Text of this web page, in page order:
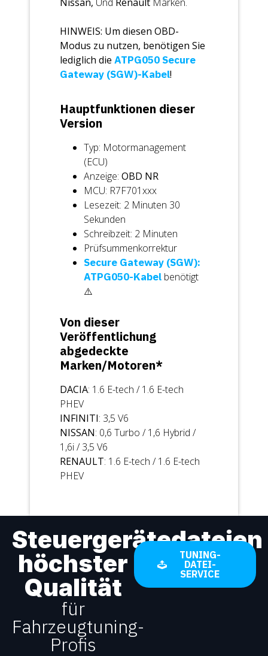
HINWEIS: Um diesen OBD-
Modus zu nutzen, benötigen Sie
lediglich die ATPG050 Secure
Gateway (SGW)-Kabel!
Hauptfunktionen dieser
Version
Typ: Motormanagement
(ECU)
Anzeige: OBD NR
MCU: R7F701xxx
Lesezeit: 2 Minuten 30
Sekunden
Schreibzeit: 2 Minuten
Prüfsummenkorrektur
Secure Gateway (SGW):
ATPG050-Kabel benötigt
⚠️
Von dieser
Veröffentlichung
abgedeckte
Marken/Motoren*
DACIA: 1.6 E-tech / 1.6 E-tech
PHEV
INFINITI: 3,5 V6
NISSAN: 0,6 Turbo / 1,6 Hybrid /
1,6i / 3,5 V6
RENAULT: 1.6 E-tech / 1.6 E-tech
PHEV
Steuergerätedateien
höchster
Qualität
für
Fahrzeugtuning-
Profis
TUNING-
DATEI-
SERVICE